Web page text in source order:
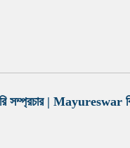
সম্প্রচার | Mayureswar